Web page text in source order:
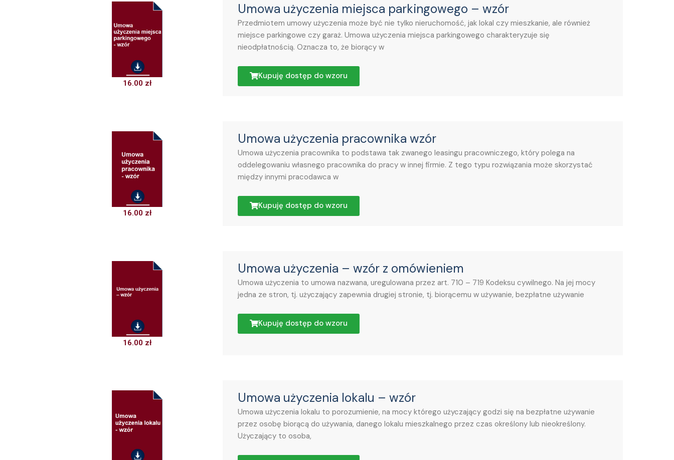
16.00 zł
Umowa użyczenia miejsca parkingowego – wzór
Przedmiotem umowy użyczenia może być nie tylko nieruchomość, jak lokal czy mieszkanie, ale również
miejsce parkingowe czy garaż. Umowa użyczenia miejsca parkingowego charakteryzuje się
nieodpłatnością. Oznacza to, że biorący w
Kupuję dostęp do wzoru
16.00 zł
Umowa użyczenia pracownika wzór
Umowa użyczenia pracownika to podstawa tak zwanego leasingu pracowniczego, który polega na
oddelegowaniu własnego pracownika do pracy w innej firmie. Z tego typu rozwiązania może skorzystać
między innymi pracodawca w
Kupuję dostęp do wzoru
16.00 zł
Umowa użyczenia – wzór z omówieniem
Umowa użyczenia to umowa nazwana, uregulowana przez art. 710 – 719 Kodeksu cywilnego. Na jej mocy
jedna ze stron, tj. użyczający zapewnia drugiej stronie, tj. biorącemu w używanie, bezpłatne używanie
Kupuję dostęp do wzoru
Umowa użyczenia lokalu – wzór
Umowa użyczenia lokalu to porozumienie, na mocy którego użyczający godzi się na bezpłatne używanie
przez osobę biorącą do używania, danego lokalu mieszkalnego przez czas określony lub nieokreślony.
Użyczający to osoba,